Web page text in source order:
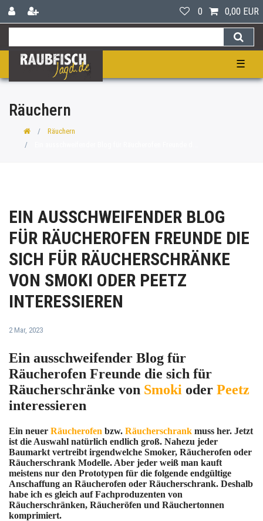
0 0,00 EUR
☰
Räuchern
Räuchern
EIN AUSSCHWEIFENDER BLOG
FÜR RÄUCHEROFEN FREUNDE DIE
SICH FÜR RÄUCHERSCHRÄNKE
VON SMOKI ODER PEETZ
INTERESSIEREN
2 Mar, 2023
Ein ausschweifender Blog für
Räucherofen Freunde die sich für
Räucherschränke von Smoki oder Peetz
interessieren
Ein neuer Räucherofen bzw. Räucherschrank muss her. Jetzt
ist die Auswahl natürlich endlich groß. Nahezu jeder
Baumarkt vertreibt irgendwelche Smoker, Räucherofen oder
Räucherschrank Modelle. Aber jeder weiß man kauft
meistens nur den Prototypen für die folgende endgültige
Anschaffung an Räucherofen oder Räucherschrank. Deshalb
habe ich es gleich auf Fachproduzenten von
Räucherschränken, Räucheröfen und Räuchertonnen
komprimiert.